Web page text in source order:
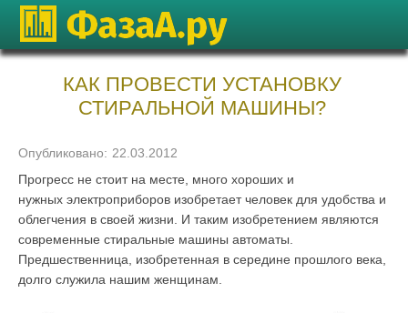
КАК ПРОВЕСТИ УСТАНОВКУ
СТИРАЛЬНОЙ МАШИНЫ?
Опубликовано: 22.03.2012
Прогресс не стоит на месте, много хороших и
нужных электроприборов изобретает человек для удобства и
облегчения в своей жизни. И таким изобретением являются
современные стиральные машины автоматы.
Предшественница, изобретенная в середине прошлого века,
долго служила нашим женщинам.